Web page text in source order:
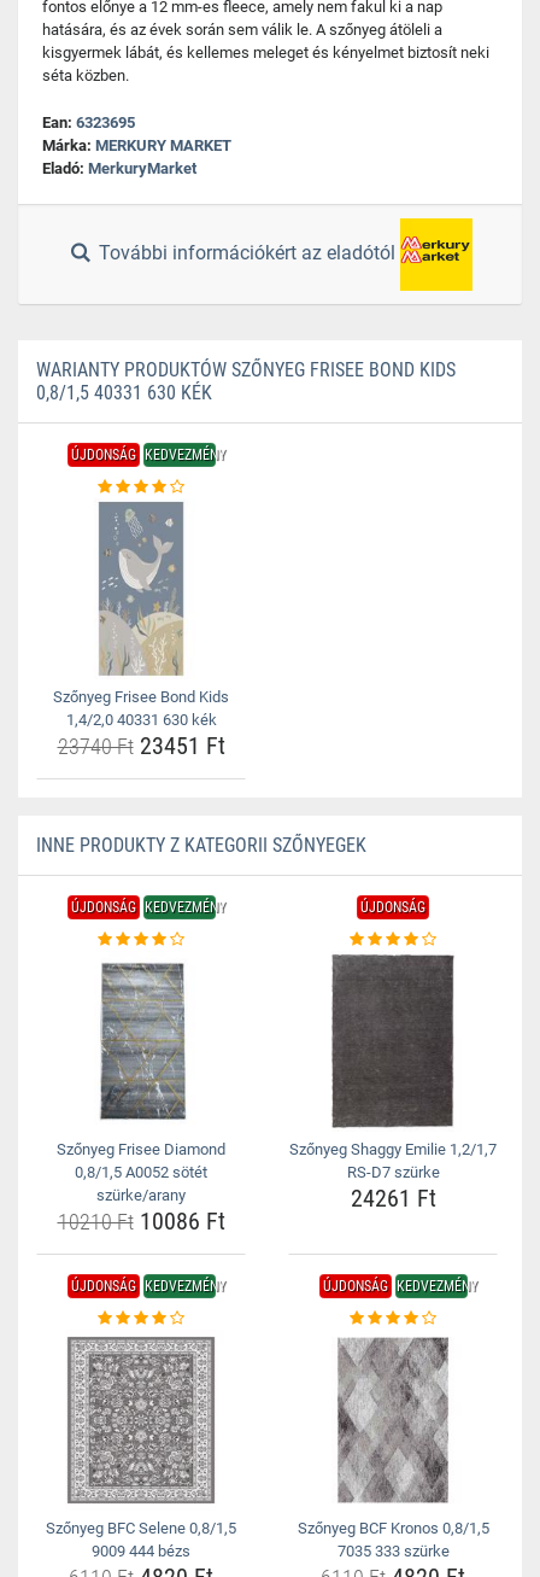
fontos előnye a 12 mm-es fleece, amely nem fakul ki a nap
hatására, és az évek során sem válik le. A szőnyeg átöleli a
kisgyermek lábát, és kellemes meleget és kényelmet biztosít neki
séta közben.
Ean: 6323695
Márka: MERKURY MARKET
Eladó: MerkuryMarket
További információkért az eladótól
WARIANTY PRODUKTÓW SZŐNYEG FRISEE BOND KIDS
0,8/1,5 40331 630 KÉK
ÚJDONSÁG KEDVEZMÉNY
Szőnyeg Frisee Bond Kids
1,4/2,0 40331 630 kék
23740 Ft23451 Ft
INNE PRODUKTY Z KATEGORII SZŐNYEGEK
ÚJDONSÁG KEDVEZMÉNY
Szőnyeg Frisee Diamond
0,8/1,5 A0052 sötét
szürke/arany
10210 Ft10086 Ft
ÚJDONSÁG
Szőnyeg Shaggy Emilie 1,2/1,7
RS-D7 szürke
24261 Ft
ÚJDONSÁG KEDVEZMÉNY
Szőnyeg BFC Selene 0,8/1,5
9009 444 bézs
ÚJDONSÁG KEDVEZMÉNY
Szőnyeg BCF Kronos 0,8/1,5
7035 333 szürke